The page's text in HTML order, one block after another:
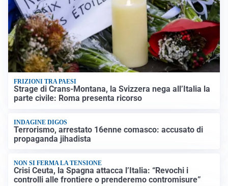
FRIZIONI TRA PAESI
Strage di Crans-Montana, la Svizzera nega all’Italia la
parte civile: Roma presenta ricorso
INDAGINE DIGOS
Terrorismo, arrestato 16enne comasco: accusato di
propaganda jihadista
NON SI FERMA LA TENSIONE
Crisi Ceuta, la Spagna attacca l’Italia: “Revochi i
controlli alle frontiere o prenderemo contromisure”